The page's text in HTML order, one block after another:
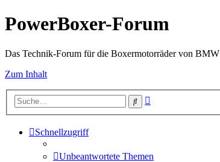
PowerBoxer-Forum
Das Technik-Forum für die Boxermotorräder von BMW
Zum Inhalt
Suche
Schnellzugriff
Unbeantwortete Themen